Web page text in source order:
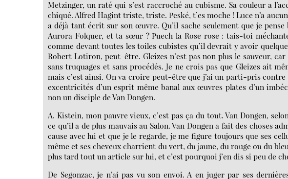
Metzinger, un raté qui s’est raccroché au cubisme. Sa couleur a
chiqué. Alfred Hagint triste, triste. Peské, t’es moche ! Luce n’a
a déjà tant écrit sur son œuvre. Qu’il sache seulement que je
Aurora Folquer, et ta sœur ? Puech la Rose rose : tais-toi
comme devant toutes les toiles cubistes qu’il devrait y avoir
Robert Lotiron, peut-être. Gleizes n’est pas non plus le sauveur,
sans truquages et sans procédés. Je ne crois pas que Gleizes ait
mais c’est ainsi. On va croire peut-être que j’ai un parti-pris
excentricités d’un esprit même banal aux œuvres plates d’un
non un disciple de Van Dongen.
A. Kistein, mon pauvre vieux, c’est pas ça du tout. Van Dongen,
ce qu’il a de plus mauvais au Salon. Van Dongen a fait des choses
cause avec lui et que je le regarde, je me figure toujours que ses
même et ses cheveux charrient du vert, du jaune, du rouge ou du
plus tard tout un article sur lui, et c’est pourquoi j’en dis si peu de
De Segonzac, je n’ai pas vu son envoi. A en juger par ses